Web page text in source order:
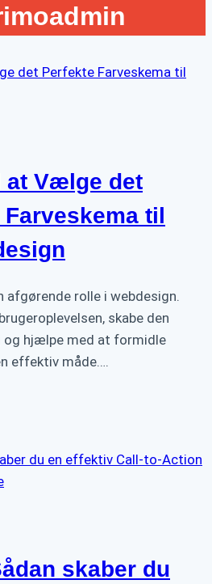
at Vælge det
til
afgørende rolle i webdesign.
skabe den
hjælpe med at formidle
effektiv måde….
skaber du